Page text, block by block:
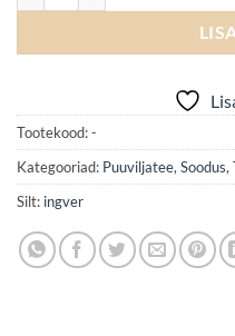
Tootekood:-
Kategooriad: Puuviljatee, Soodus,
Silt: ingver